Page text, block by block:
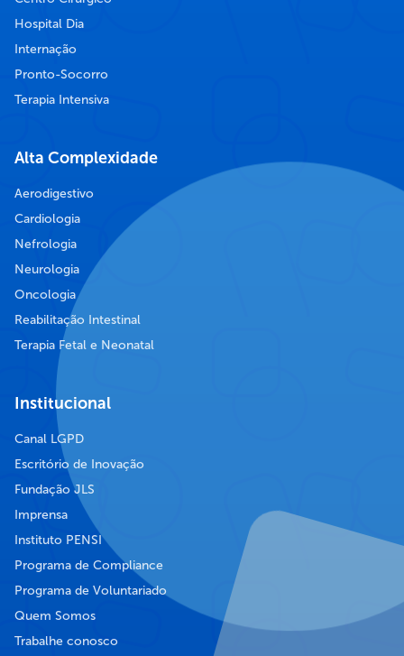
Hospital Dia
Internação
Pronto-Socorro
Terapia Intensiva
Alta Complexidade
Aerodigestivo
Cardiologia
Nefrologia
Neurologia
Oncologia
Reabilitação Intestinal
Terapia Fetal e Neonatal
Institucional
Canal LGPD
Escritório de Inovação
Fundação JLS
Imprensa
Instituto PENSI
Programa de Compliance
Programa de Voluntariado
Quem Somos
Trabalhe conosco